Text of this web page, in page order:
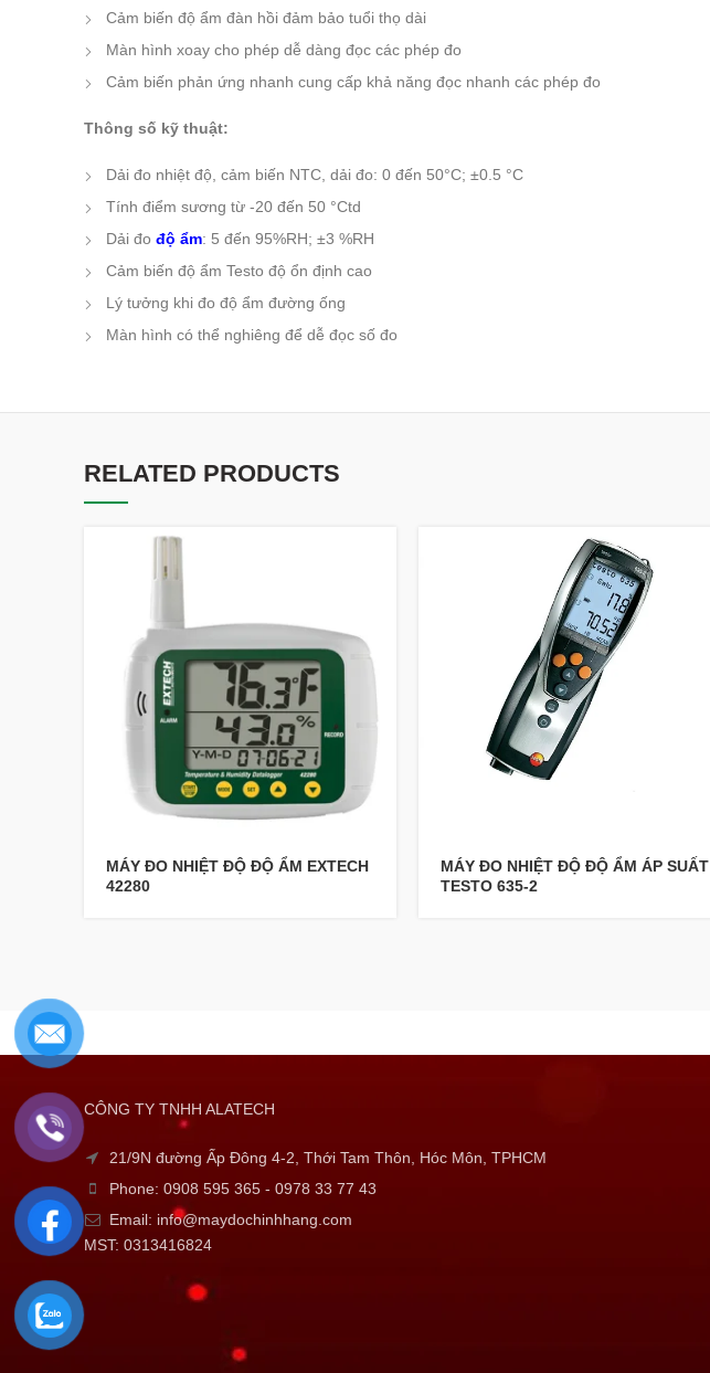
Cảm biến độ ẩm đàn hồi đảm bảo tuổi thọ dài
Màn hình xoay cho phép dễ dàng đọc các phép đo
Cảm biến phản ứng nhanh cung cấp khả năng đọc nhanh các phép đo
Thông số kỹ thuật:
Dải đo nhiệt độ, cảm biến NTC, dải đo: 0 đến 50°C; ±0.5 °C
Tính điểm sương từ -20 đến 50 °Ctd
Dải đo độ ẩm: 5 đến 95%RH; ±3 %RH
Cảm biến độ ẩm Testo độ ổn định cao
Lý tưởng khi đo độ ẩm đường ống
Màn hình có thể nghiêng để dễ đọc số đo
RELATED PRODUCTS
MÁY ĐO NHIỆT ĐỘ ĐỘ ẨM EXTECH
42280
MÁY ĐO NHIỆT ĐỘ ĐỘ ẨM ÁP SUẤT
TESTO 635-2
CÔNG TY TNHH ALATECH
21/9N đường Ấp Đông 4-2, Thới Tam Thôn, Hóc Môn, TPHCM
Phone: 0908 595 365 - 0978 33 77 43
Email: info@maydochinhhang.com
MST: 0313416824